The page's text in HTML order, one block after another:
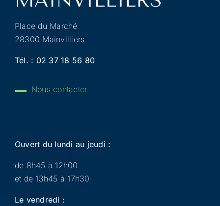
Place du Marché
28300 Mainvilliers
Tél. : 02 37 18 56 80
Nous contacter
Ouvert du lundi au jeudi :
de 8h45 à 12h00
et de 13h45 à 17h30
Le vendredi :